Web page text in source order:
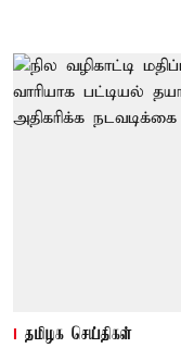
தமிழக செய்திகள்